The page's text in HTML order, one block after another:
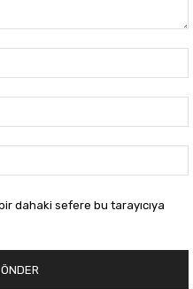
dahaki sefere bu tarayıcıya